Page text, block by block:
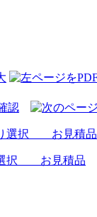
選択 お見積品